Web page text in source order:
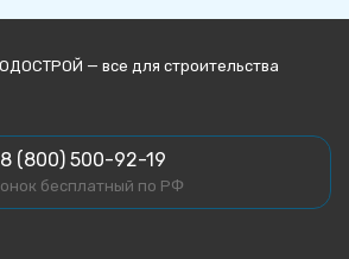
— все для строительства
8 (800) 500-92-19
бесплатный по РФ